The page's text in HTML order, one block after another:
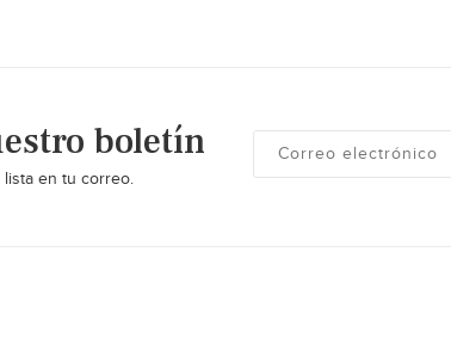
boletín
lista en tu correo.